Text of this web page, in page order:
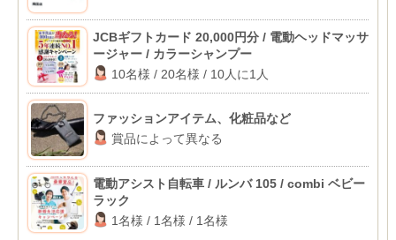
JCBギフトカード 20,000円分 / 電動ヘッドマッサ
ージャー / カラーシャンプー
10名様 / 20名様 / 10人に1人
ファッションアイテム、化粧品など
賞品によって異なる
電動アシスト自転車 / ルンバ 105 / combi ベビー
ラック
1名様 / 1名様 / 1名様